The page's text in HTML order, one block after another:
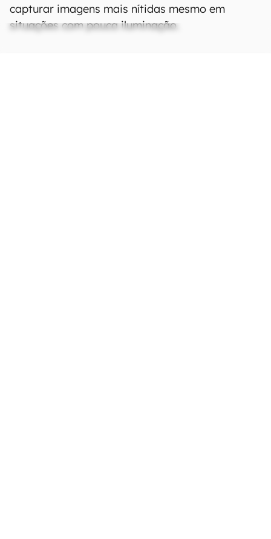
capturar imagens mais nítidas mesmo em
situações com pouca iluminação.